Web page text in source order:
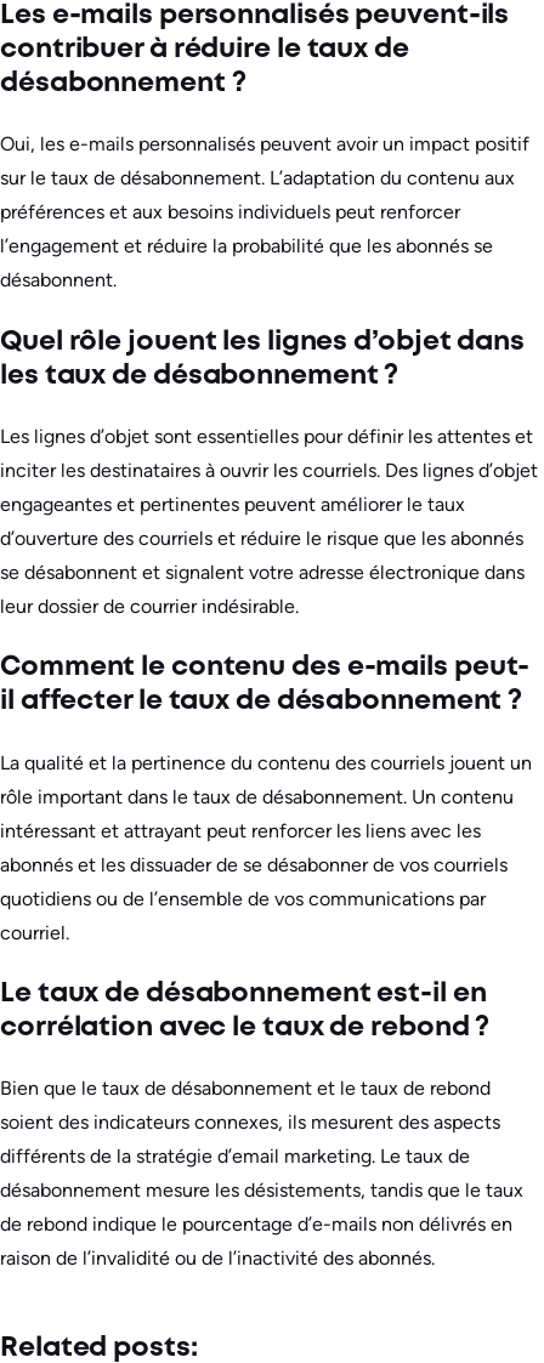
Les e-mails personnalisés peuvent-ils
contribuer à réduire le taux de
désabonnement ?
Oui, les e-mails personnalisés peuvent avoir un impact positif
sur le taux de désabonnement. L’adaptation du contenu aux
préférences et aux besoins individuels peut renforcer
l’engagement et réduire la probabilité que les abonnés se
désabonnent.
Quel rôle jouent les lignes d’objet dans
les taux de désabonnement ?
Les lignes d’objet sont essentielles pour définir les attentes et
inciter les destinataires à ouvrir les courriels. Des lignes d’objet
engageantes et pertinentes peuvent améliorer le taux
d’ouverture des courriels et réduire le risque que les abonnés
se désabonnent et signalent votre adresse électronique dans
leur dossier de courrier indésirable.
Comment le contenu des e-mails peut-
il affecter le taux de désabonnement ?
La qualité et la pertinence du contenu des courriels jouent un
rôle important dans le taux de désabonnement. Un contenu
intéressant et attrayant peut renforcer les liens avec les
abonnés et les dissuader de se désabonner de vos courriels
quotidiens ou de l’ensemble de vos communications par
courriel.
Le taux de désabonnement est-il en
corrélation avec le taux de rebond ?
Bien que le taux de désabonnement et le taux de rebond
soient des indicateurs connexes, ils mesurent des aspects
différents de la stratégie d’email marketing. Le taux de
désabonnement mesure les désistements, tandis que le taux
de rebond indique le pourcentage d’e-mails non délivrés en
raison de l’invalidité ou de l’inactivité des abonnés.
Related posts: